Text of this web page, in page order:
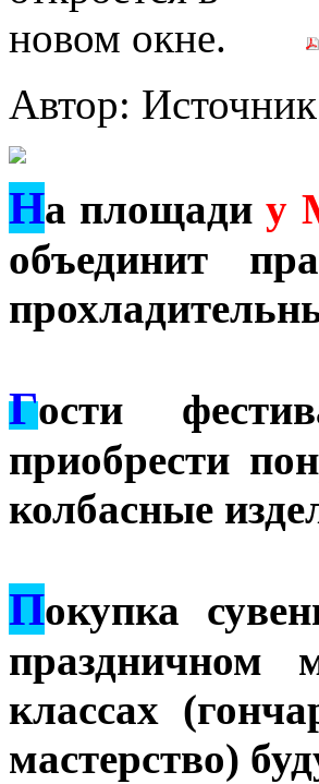
Автор:
На площадиу
объединит
Гости
приобрести
колбасные
Покупка
праздничном
классах
мастерство)